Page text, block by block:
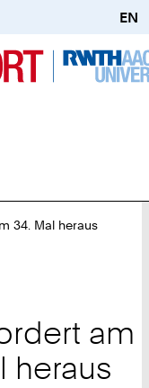
EN
34. Mal heraus
am
heraus